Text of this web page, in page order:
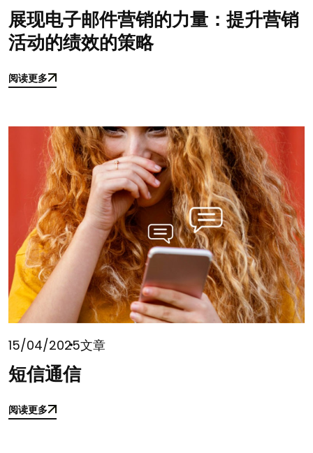
展现电子邮件营销的力量：提升营销
活动的绩效的策略
阅读更多
阅读更多
15/04/2025文章
短信通信
阅读更多
阅读更多